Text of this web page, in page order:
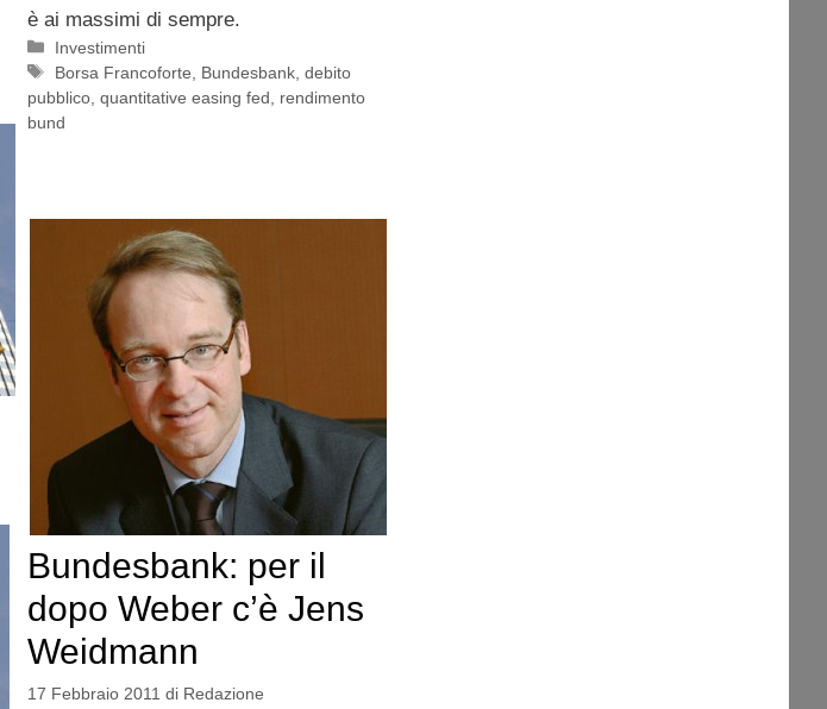
è ai massimi di sempre.
Categorie
Investimenti
Tag
Borsa Francoforte Bundesbank ,debito
pubblico, quantitative easing fed
rendimento
bund
Bundesbank: per il
dopo Weber c’è Jens
Weidmann
17 Febbraio 2011 di Redazione